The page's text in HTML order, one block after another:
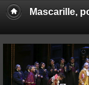
Mascarille,